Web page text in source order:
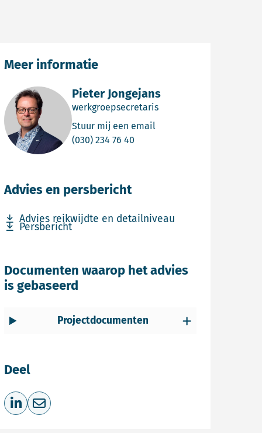
Pieter Jongejans
werkgroepsecretaris
Stuur mij een email
(030) 234 76 40
Meer informatie
Advies en persbericht
Advies reikwijdte en detailniveau
Download bestand Advies reikwijdte en detailniveau
Persbericht
Download bestand Persbericht
Documenten waarop het advies
is gebaseerd
Projectdocumenten
Deel
Deel op LinkedIn
Deel via e-mail